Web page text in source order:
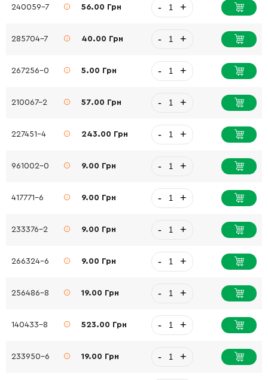
240059-7 56.00 Грн - +
285704-7 40.00 Грн - +
267256-0 5.00 Грн - +
210067-2 57.00 Грн - +
227451-4 243.00 Грн - +
961002-0 9.00 Грн - +
417771-6 9.00 Грн - +
233376-2 9.00 Грн - +
266324-6 9.00 Грн - +
256486-8 19.00 Грн - +
140433-8 523.00 Грн - +
233950-6 19.00 Грн - +